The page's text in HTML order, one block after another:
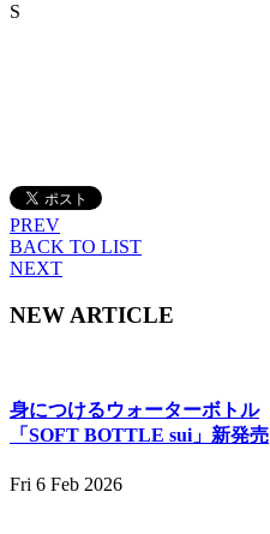
S
PREV
BACK TO LIST
NEXT
NEW ARTICLE
身につけるウォーターボトル
「SOFT BOTTLE sui」新発売
Fri 6 Feb 2026